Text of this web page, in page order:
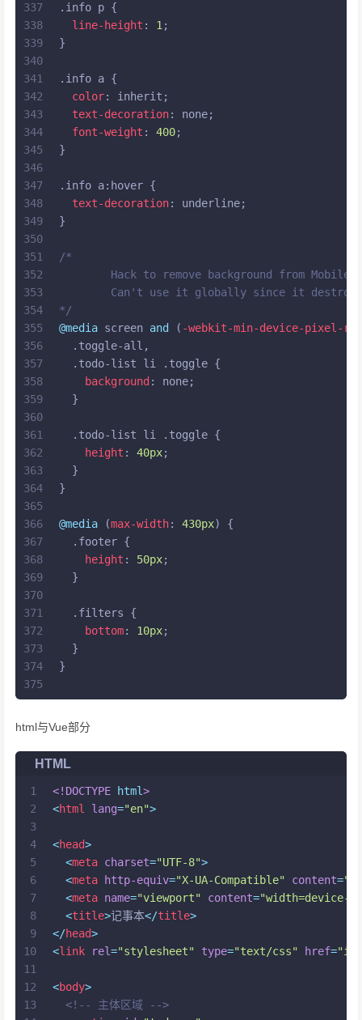
337
338
339
340
341
342
343
344
345
346
347
348
349
350
351
352
353
354
355
356
357
358
359
360
361
362
363
364
365
366
367
368
369
370
371
372
373
374
375
.info p {
line-height : 1 ;
}
.info a {
color: inherit;
text-decoration: none;
font-weight : 400;
}
.info a:hover {
text-decoration: underline;
}
/*
Hack to remove background from Mobile
Can't use it globally since it
*/
@media screen and ( -webkit-min-device-pixel-
.toggle-all ,
.todo-list
li .toggle {
background : none;
  }
.todo-list li .toggle {
height : 40px;
  }
}
@media (max-width: 430px) {
.footer {
height : 50px;
  }
.filters {
bottom: 10px;
  }
}
html与Vue部分
HTML
1
2
3
4
5
6
7
8
9
10
11
12
13
<!DOCTYPE html>
<html lang="en">
<head>
<meta charset="UTF-8">
<meta http-equiv="X-UA-Compatible" content=
<meta name="viewport" content=
<title>记事本</title>
</head>
<link rel="stylesheet" type="text/css" href=
<body>
<!-- 主体区域 -->